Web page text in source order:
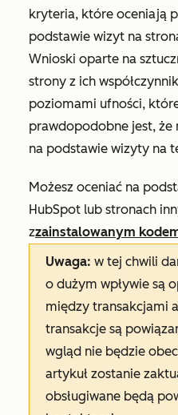
kryteria, które oceniają
podstawie wizyt na
Wnioski oparte na
strony z ich
poziomami ufności,
prawdopodobne jest,
na podstawie wizyty na
Możesz oceniać na
HubSpot lub stronach
zzainstalowanym
Uwaga: w tej chwili
o dużym wpływie są
między transakcjami
transakcje są
wgląd nie będzie
artykuł zostanie
obsługiwane będą